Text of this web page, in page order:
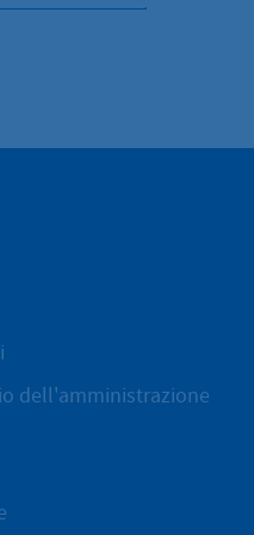
dell'amministrazione